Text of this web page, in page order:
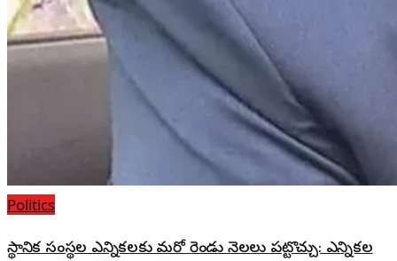
Politics
స్థానిక సంస్థల ఎన్నికలకు మరో రెండు నెలలు పట్టొచ్చు: ఎన్నికల